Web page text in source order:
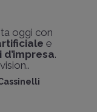
oggi con
e
.